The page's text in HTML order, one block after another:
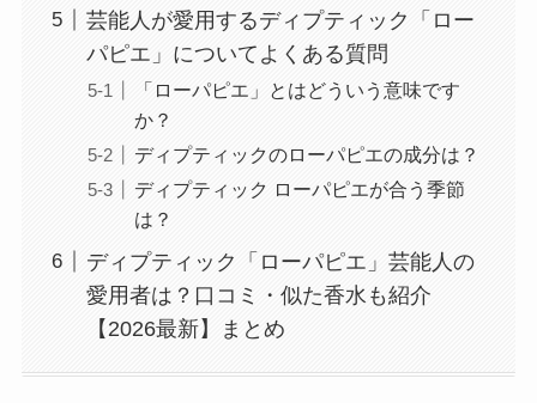
芸能人が愛用するディプティック「ロー
パピエ」についてよくある質問
「ローパピエ」とはどういう意味です
か？
ディプティックのローパピエの成分は？
ディプティック ローパピエが合う季節
は？
ディプティック「ローパピエ」芸能人の
愛用者は？口コミ・似た香水も紹介
【2026最新】まとめ